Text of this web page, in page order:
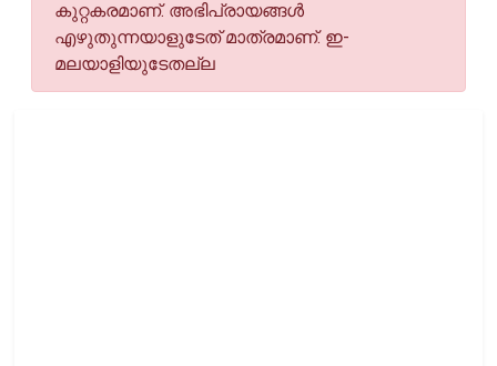
കുറ്റകരമാണ്. അഭിപ്രായങ്ങള്‍
എഴുതുന്നയാളുടേത് മാത്രമാണ്. ഇ-
മലയാളിയുടേതല്ല